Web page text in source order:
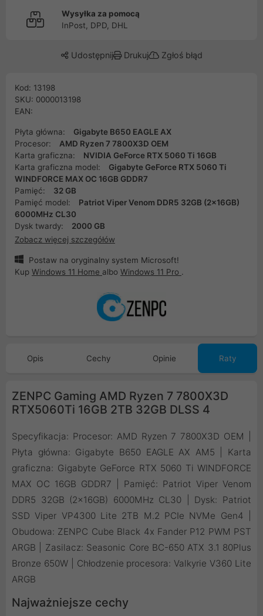
Wysyłka za pomocą
InPost, DPD, DHL
Udostępnij Drukuj Zgłoś błąd
Kod: 13198
SKU: 0000013198
EAN:
Płyta główna:
Gigabyte B650 EAGLE AX
Procesor:
AMD Ryzen 7 7800X3D OEM
Karta graficzna:
NVIDIA GeForce RTX 5060 Ti 16GB
Karta graficzna model:
Gigabyte GeForce RTX 5060 Ti
WINDFORCE MAX OC 16GB GDDR7
Pamięć:
32 GB
Pamięć model:
Patriot Viper Venom DDR5 32GB (2x16GB)
6000MHz CL30
Dysk twardy:
2000 GB
Zobacz więcej szczegółów
Postaw na oryginalny system Microsoft!
Kup Windows 11 Home albo Windows 11 Pro .
Opis Cechy Opinie Raty
ZENPC Gaming AMD Ryzen 7 7800X3D
RTX5060Ti 16GB 2TB 32GB DLSS 4
Specyfikacja: Procesor: AMD Ryzen 7 7800X3D OEM |
Płyta główna: Gigabyte B650 EAGLE AX AM5 | Karta
graficzna: Gigabyte GeForce RTX 5060 Ti WINDFORCE
MAX OC 16GB GDDR7 | Pamięć: Patriot Viper Venom
DDR5 32GB (2x16GB) 6000MHz CL30 | Dysk: Patriot
SSD Viper VP4300 Lite 2TB M.2 PCIe NVMe Gen4 |
Obudowa: ZENPC Cube Black 4x Fander P12 PWM PST
ARGB | Zasilacz: Seasonic Core BC-650 ATX 3.1 80Plus
Bronze 650W | Chłodzenie procesora: Valkyrie V360 Lite
ARGB
Najważniejsze cechy